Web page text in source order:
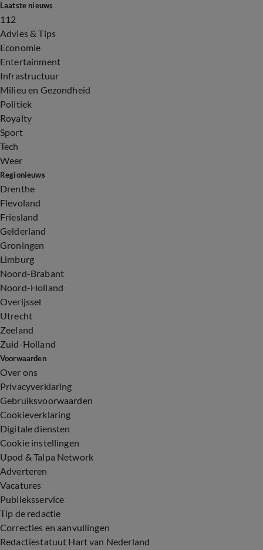
Laatste nieuws
112
Advies & Tips
Economie
Entertainment
Infrastructuur
Milieu en Gezondheid
Politiek
Royalty
Sport
Tech
Weer
Regionieuws
Drenthe
Flevoland
Friesland
Gelderland
Groningen
Limburg
Noord-Brabant
Noord-Holland
Overijssel
Utrecht
Zeeland
Zuid-Holland
Voorwaarden
Over ons
Privacyverklaring
Gebruiksvoorwaarden
Cookieverklaring
Digitale diensten
Cookie instellingen
Upod & Talpa Network
Adverteren
Vacatures
Publieksservice
Tip de redactie
Correcties en aanvullingen
Redactiestatuut Hart van Nederland